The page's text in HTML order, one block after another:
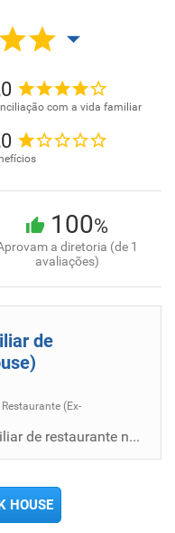
com a vida familiar
100%
a diretoria (de 1
avaliações)
de
(Ex-
Trabalhar como atendente/auxiliar de restaurante no Hanguk House foi uma experiência positiva e enriquecedora, com foco...
HOUSE